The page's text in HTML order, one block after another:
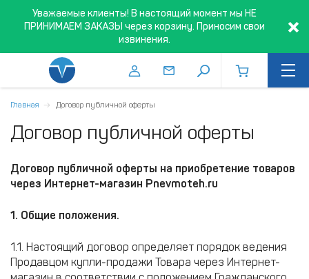
Уважаемые клиенты! В настоящий момент мы НЕ
ПРИНИМАЕМ ЗАКАЗЫ через корзину. Приносим свои
извинения.
Главная Договор публичной оферты
Договор публичной оферты
Договор публичной оферты на приобретение товаров
через Интернет-магазин Pnevmoteh.ru
1. Общие положения.
1.1. Настоящий договор определяет порядок ведения
Продавцом купли-продажи Товара через Интернет-